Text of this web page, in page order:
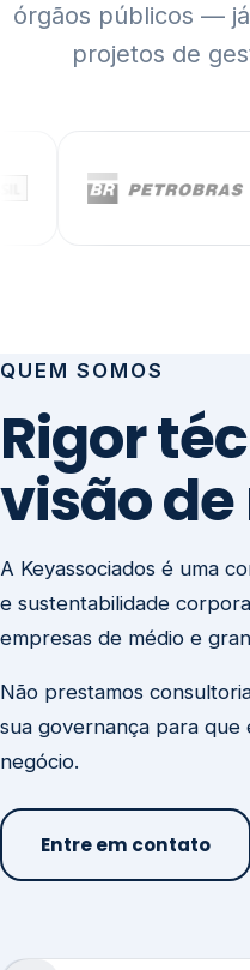
órgãos públicos —
projetos de
QUEM SOMOS
Rigor
visão
A Keyassociados é uma
e sustentabilidade
empresas de médio e
Não prestamos
sua governança para que
negócio.
Entre em contato